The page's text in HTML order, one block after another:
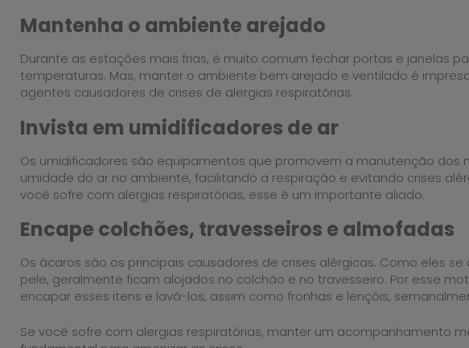
Mantenha o ambiente arejado
Durante as estações mais frias, é muito comum fechar portas e janelas
temperaturas. Mas, manter o ambiente bem arejado e ventilado é
agentes causadores de crises de alergias respiratórias.
Invista em umidificadores de ar
Os umidificadores são equipamentos que promovem a manutenção dos
umidade do ar no ambiente, facilitando a respiração e evitando crises
você sofre com alergias respiratórias, esse é um importante aliado.
Encape colchões, travesseiros e almofadas
Os ácaros são os principais causadores de crises alérgicas. Como eles
pele, geralmente ficam alojados no colchão e no travesseiro. Por esse
encapar esses itens e lavá-los, assim como fronhas e lençóis,
Se você sofre com alergias respiratórias, manter um acompanhamento